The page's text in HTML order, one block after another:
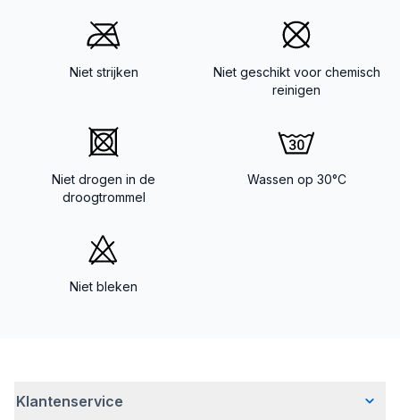
Niet strijken
Niet geschikt voor chemisch
reinigen
Niet drogen in de
droogtrommel
Wassen op 30°C
Niet bleken
Klantenservice